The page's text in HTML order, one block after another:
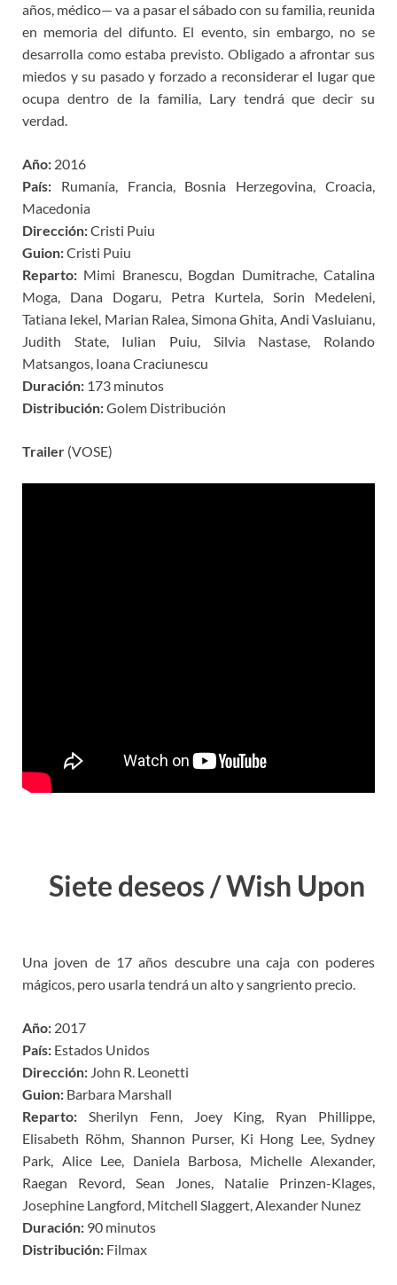
años, médico— va a pasar el sábado con su familia, reunida
en memoria del difunto. El evento, sin embargo, no se
desarrolla como estaba previsto. Obligado a afrontar sus
miedos y su pasado y forzado a reconsiderar el lugar que
ocupa dentro de la familia, Lary tendrá que decir su
verdad.
Año: 2016
País: Rumanía, Francia, Bosnia Herzegovina, Croacia,
Macedonia
Dirección:Cristi Puiu
Guion:Cristi Puiu
Reparto: Mimi Branescu, Bogdan Dumitrache, Catalina
Moga, Dana Dogaru, Petra Kurtela, Sorin Medeleni,
Tatiana Iekel, Marian Ralea, Simona Ghita, Andi Vasluianu,
Judith State, Iulian Puiu, Silvia Nastase, Rolando
Matsangos, Ioana Craciunescu
Duración: 173 minutos
Distribución:Golem Distribución
Trailer (VOSE)
Siete deseos / Wish Upon
Una joven de 17 años descubre una caja con poderes
mágicos, pero usarla tendrá un alto y sangriento precio.
Año: 2017
País: Estados Unidos
Dirección: John R. Leonetti
Guion: Barbara Marshall
Reparto: Sherilyn Fenn, Joey King, Ryan Phillippe,
Elisabeth Röhm, Shannon Purser, Ki Hong Lee, Sydney
Park, Alice Lee, Daniela Barbosa, Michelle Alexander,
Raegan Revord, Sean Jones, Natalie Prinzen-Klages,
Josephine Langford, Mitchell Slaggert, Alexander Nunez
Duración: 90 minutos
Distribución: Filmax